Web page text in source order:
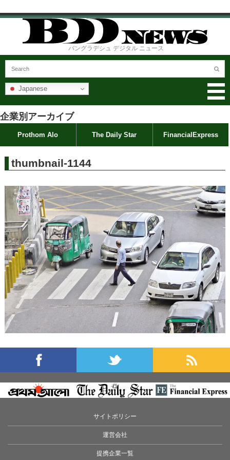
バングラデシュ デジタル ニュース
Japanese
企業別アーカイブ
Prothom Alo The Daily Star FinancialExpress
thumbnail-1144
サイトポリシー
運営会社
提携企業一覧